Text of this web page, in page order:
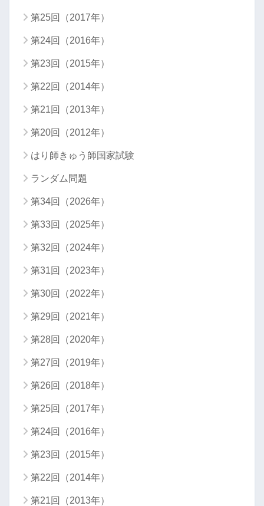
第25回（2017年）
第24回（2016年）
第23回（2015年）
第22回（2014年）
第21回（2013年）
第20回（2012年）
はり師きゅう師国家試験
ランダム問題
第34回（2026年）
第33回（2025年）
第32回（2024年）
第31回（2023年）
第30回（2022年）
第29回（2021年）
第28回（2020年）
第27回（2019年）
第26回（2018年）
第25回（2017年）
第24回（2016年）
第23回（2015年）
第22回（2014年）
第21回（2013年）